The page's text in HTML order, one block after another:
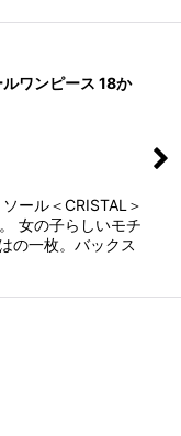
ワンピース 18か
ール＜CRISTAL＞
女の子らしいモチ
の一枚。バックス